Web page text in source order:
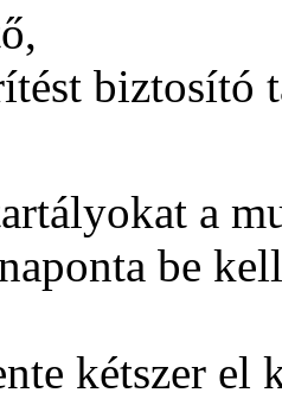
biztosító
a
be
kétszer el